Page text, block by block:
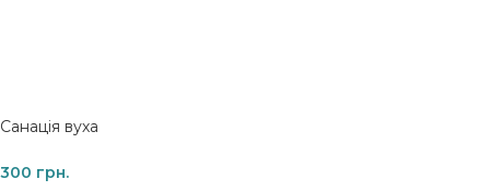
Санація вуха
300